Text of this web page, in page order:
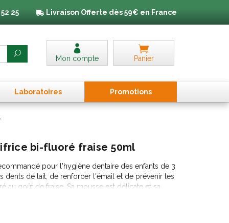
25 Livraison Offerte dès 59€ en France
Mon compte Panier
Laboratoires Promotions
bi-fluoré fraise 50ml
pour l'hygiène dentaire des enfants de 3
dents de lait, de renforcer l'émail et de prévenir les
au goût de fraise. Sa mousse est délicate et sa